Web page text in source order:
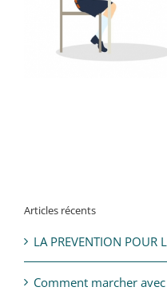
Articles récents
LA PREVENTION POUR
Comment marcher